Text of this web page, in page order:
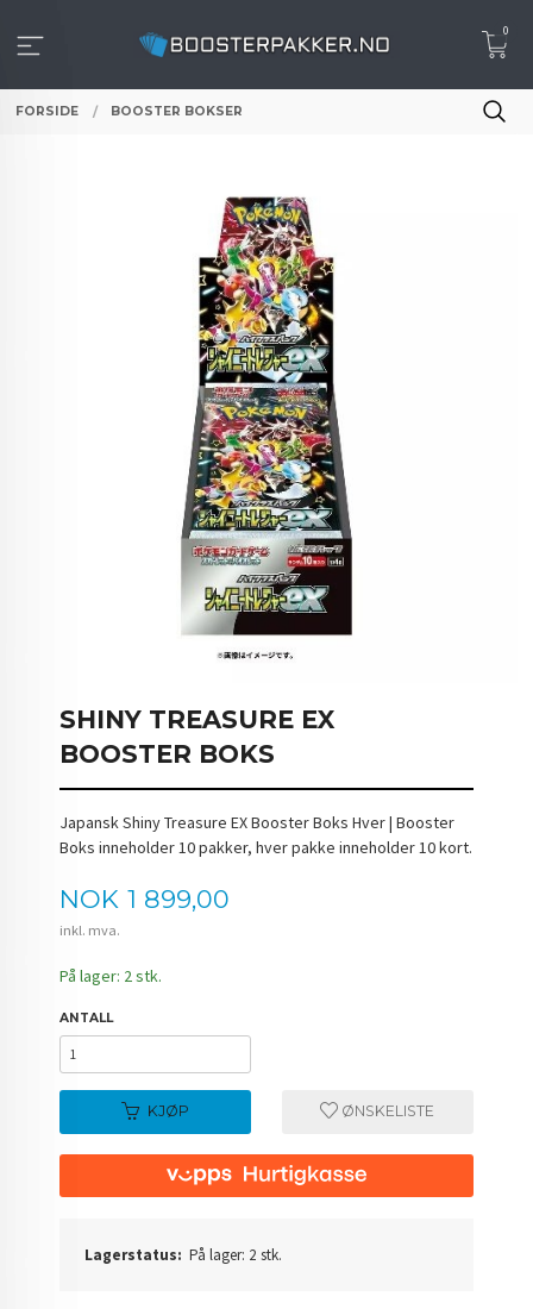
innholdet
0
FORSIDE BOOSTER BOKSER
SHINY TREASURE EX
BOOSTER BOKS
Japansk Shiny Treasure EX Booster Boks Hver | Booster
Boks inneholder 10 pakker, hver pakke inneholder 10 kort.
Pris
NOK 1 899,00
inkl. mva.
På lager: 2 stk.
ANTALL
KJØP ØNSKELISTE
Lagerstatus: På lager: 2 stk.